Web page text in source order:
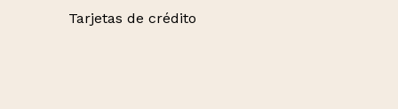
Tarjetas de crédito